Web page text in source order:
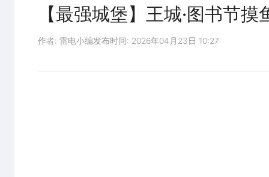
坛
WIKI
【最强城堡】王城·图书节摸
作者: 雷电小编发布时间: 2026年04月23日 10:27